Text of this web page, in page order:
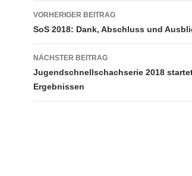
Beitragsnavigation
VORHERIGER BEITRAG
SoS 2018: Dank, Abschluss und
NÄCHSTER BEITRAG
Jugendschnellschachserie 2018
Ergebnissen